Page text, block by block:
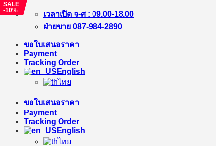
Skip
เวลาเปิด จ-ศ : 09.00-18.00
ฝ่ายขาย 087-984-2890
ขอใบเสนอราคา
Payment
Tracking Order
English
ไทย
ขอใบเสนอราคา
Payment
Tracking Order
English
ไทย
SALE
-10%
SALE
-%
SALE
-%